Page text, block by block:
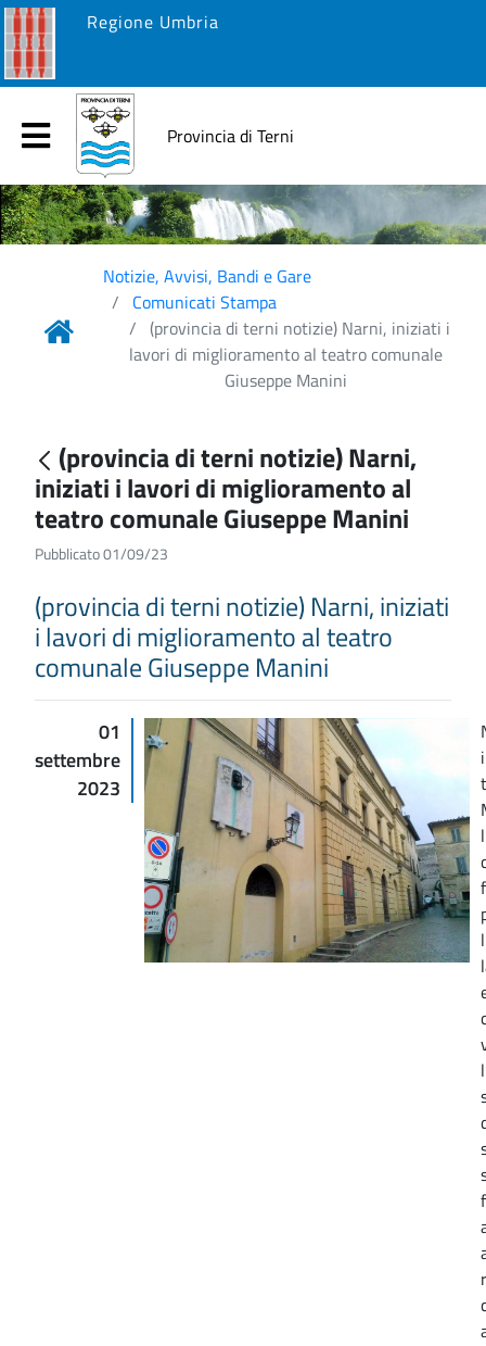
Regione Umbria
Provincia di Terni
Notizie, Avvisi, Bandi e Gare
Comunicati Stampa
(provincia di terni notizie) Narni, iniziati i
lavori di miglioramento al teatro comunale
Giuseppe Manini
(provincia di terni notizie) Narni,
iniziati i lavori di miglioramento al
teatro comunale Giuseppe Manini
Pubblicato 01/09/23
(provincia di terni notizie) Narni, iniziati
i lavori di miglioramento al teatro
comunale Giuseppe Manini
01
settembre
2023